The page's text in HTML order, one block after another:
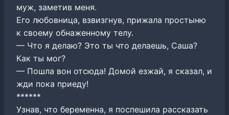
муж, заметив меня.
Его любовница, взвизгнув, прижала простыню
к своему обнаженному телу.
— Что я делаю? Это ты что делаешь, Саша?
Как ты мог?
— Пошла вон отсюда! Домой езжай, я сказал, и
жди пока приеду!
******
Узнав, что беременна, я поспешила рассказать